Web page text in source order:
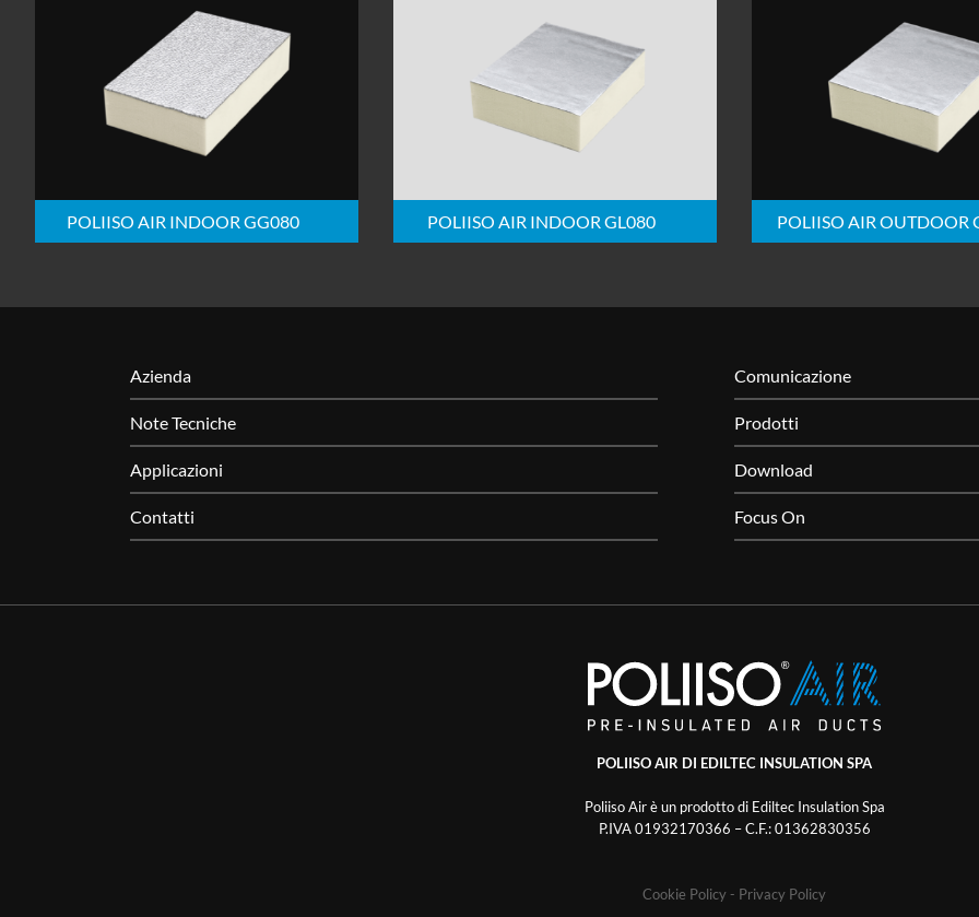
POLIISO AIR INDOOR GG080 POLIISO AIR INDOOR GL080 POLIISO AIR OUTDOOR
Azienda Comunicazione
Note Tecniche Prodotti
Applicazioni Download
Contatti Focus On
POLIISO AIR DI EDILTEC INSULATION SPA
Poliiso Air è un prodotto di Ediltec Insulation Spa
P.IVA 01932170366 – C.F.: 01362830356
Cookie Policy- Privacy Policy